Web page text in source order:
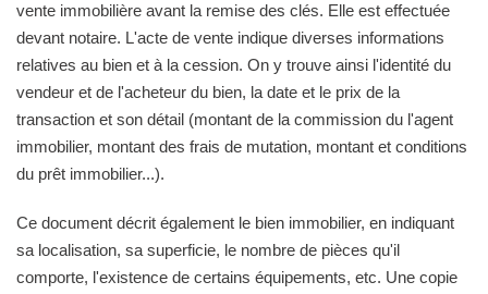
vente immobilière avant la remise des clés. Elle est effectuée
devant notaire. L'acte de vente indique diverses informations
relatives au bien et à la cession. On y trouve ainsi l'identité du
vendeur et de l'acheteur du bien, la date et le prix de la
transaction et son détail (montant de la commission du l'agent
immobilier, montant des frais de mutation, montant et conditions
du prêt immobilier...).
Ce document décrit également le bien immobilier, en indiquant
sa localisation, sa superficie, le nombre de pièces qu'il
comporte, l'existence de certains équipements, etc. Une copie